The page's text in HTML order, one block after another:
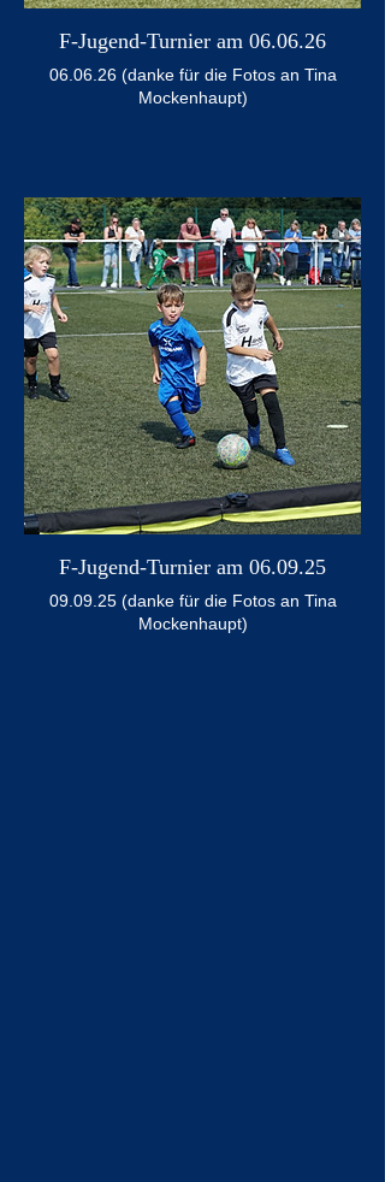
F-Jugend-Turnier am 06.06.26
06.06.26 (danke für die Fotos an Tina
Mockenhaupt)
F-Jugend-Turnier am 06.09.25
09.09.25 (danke für die Fotos an Tina
Mockenhaupt)